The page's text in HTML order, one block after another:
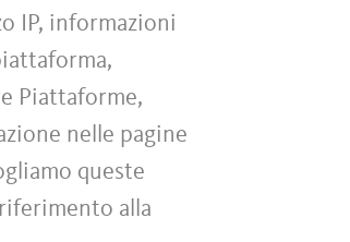
IP, informazioni
Piattaforme,
nelle pagine
queste
alla